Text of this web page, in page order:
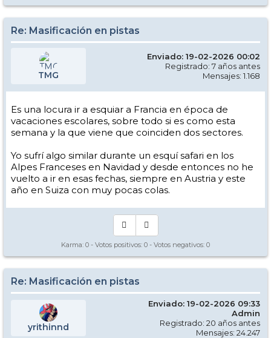
Re: Masificación en pistas
TMG
Enviado: 19-02-2026 00:02
Registrado: 7 años antes
Mensajes: 1.168
Es una locura ir a esquiar a Francia en época de
vacaciones escolares, sobre todo si es como esta
semana y la que viene que coinciden dos sectores.
Yo sufrí algo similar durante un esquí safari en los
Alpes Franceses en Navidad y desde entonces no he
vuelto a ir en esas fechas, siempre en Austria y este
año en Suiza con muy pocas colas.
Karma: 0 - Votos positivos: 0 - Votos negativos: 0
Re: Masificación en pistas
yrithinnd
Enviado: 19-02-2026 09:33
Admin
Registrado: 20 años antes
Mensajes: 24.247